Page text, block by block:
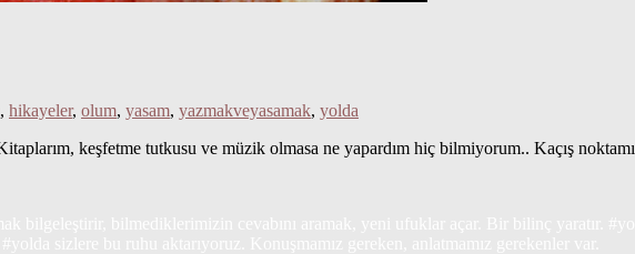
, hikayeler, olum, yasam, yazmakveyasamak, yolda
keşfetme tutkusu ve müzik olmasa ne yapardım hiç bilmiyorum.. Kaçış noktamı